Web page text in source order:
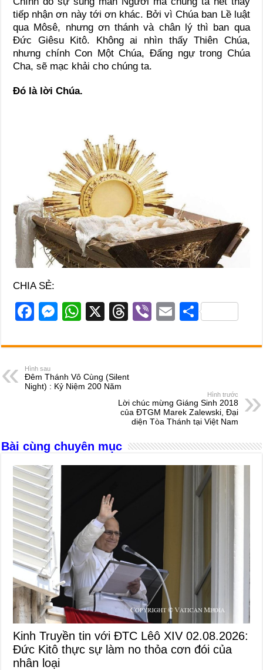
tiếp nhận ơn này tới ơn khác. Bởi vì Chúa ban Lề luật
qua Môsê, nhưng ơn thánh và chân lý thì ban qua
Ðức Giêsu Kitô. Không ai nhìn thấy Thiên Chúa,
nhưng chính Con Một Chúa, Ðấng ngự trong Chúa
Cha, sẽ mạc khải cho chúng ta.
Ðó là lời Chúa.
CHIA SẺ:
F
c
e
b
k
M
ss
n
W
at
A
X
T
e
d
s
Vi
er
E
ail
S
ar
Hình sau
Đêm Thánh Vô Cùng (Silent
Night) : Kỷ Niệm 200 Năm
Hình trước
Lời chúc mừng Giáng Sinh 2018
của ĐTGM Marek Zalewski, Đại
diện Tòa Thánh tại Việt Nam
Bài cùng chuyên mục
Kinh Truyền tin với ĐTC Lêô XIV 02.08.2026:
Đức Kitô thực sự làm no thỏa cơn đói của
nhân loại